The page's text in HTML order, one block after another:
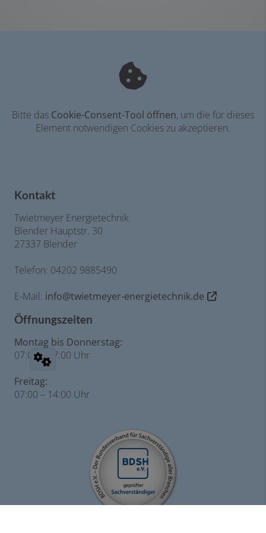
Bitte das Cookie-Consent-Tool öffnen, um die für dieses
Element notwendigen Cookies zu akzeptieren.
Kontakt
Twietmeyer Energietechnik
Blender Hauptstr. 30
27337 Blender
Telefon: 04202 9885490
E-Mail: info@twietmeyer-energietechnik.de
Öffnungszeiten
Montag bis Donnerstag:
07:00 – 17:00 Uhr
Freitag:
07:00 – 14:00 Uhr